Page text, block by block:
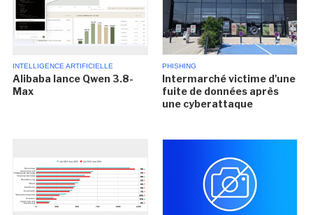
INTELLIGENCE ARTIFICIELLE
Alibaba lance Qwen 3.8-
Max
PHISHING
Intermarché victime d'une
fuite de données après
une cyberattaque